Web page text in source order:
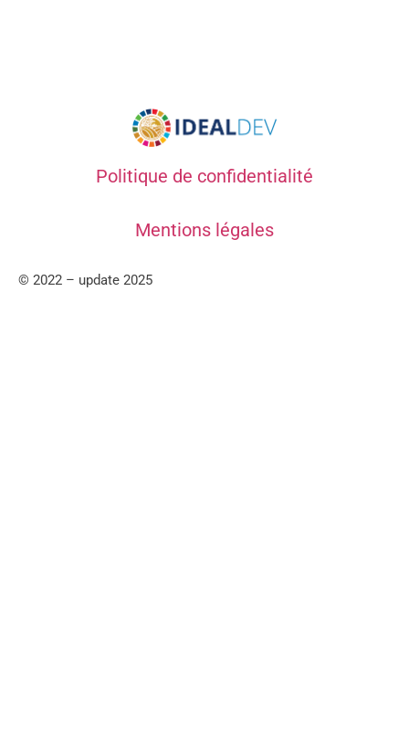
Politique de confidentialité
Mentions légales
© 2022 – update 2025